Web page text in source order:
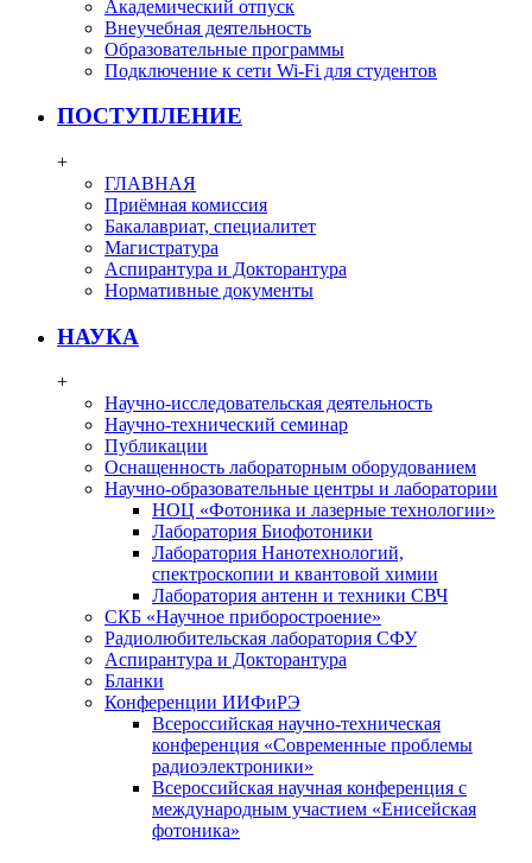
Академический отпуск
Внеучебная деятельность
Образовательные программы
Подключение к сети Wi-Fi для студентов
ПОСТУПЛЕНИЕ
+
ГЛАВНАЯ
Приёмная комиссия
Бакалавриат, специалитет
Магистратура
Аспирантура и Докторантура
Нормативные документы
НАУКА
+
Научно-исследовательская деятельность
Научно-технический семинар
Публикации
Оснащенность лабораторным оборудованием
Научно-образовательные центры и лаборатории
НОЦ «Фотоника и лазерные технологии»
Лаборатория Биофотоники
Лаборатория Нанотехнологий,
спектроскопии и квантовой химии
Лаборатория антенн и техники СВЧ
СКБ «Научное приборостроение»
Радиолюбительская лаборатория СФУ
Аспирантура и Докторантура
Бланки
Конференции ИИФиРЭ
Всероссийская научно-техническая
конференция «Современные проблемы
радиоэлектроники»
Всероссийская научная конференция с
международным участием «Енисейская
фотоника»